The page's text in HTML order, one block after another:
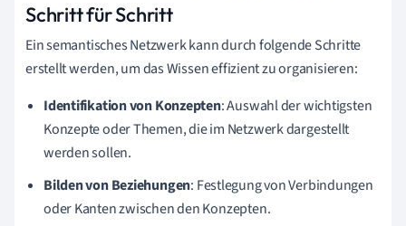
Schritt für Schritt
Ein semantisches Netzwerk kann durch folgende Schritte
erstellt werden, um das Wissen effizient zu organisieren:
Identifikation von Konzepten: Auswahl der wichtigsten
Konzepte oder Themen, die im Netzwerk dargestellt
werden sollen.
Bilden von Beziehungen: Festlegung von Verbindungen
oder Kanten zwischen den Konzepten.